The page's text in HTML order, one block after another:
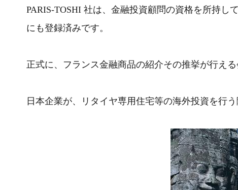
PARIS-TOSHI 社は、金融投資顧問の資格を所持し
にも登録済みです。
正式に、フランス金融商品の紹介その推挙が行え
日本企業が、リタイヤ専用住宅等の海外投資を行